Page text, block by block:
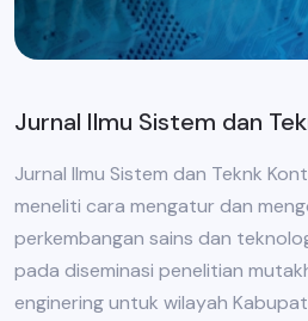
Jurnal Ilmu Sistem dan
Jurnal Ilmu Sistem dan Teknk
meneliti cara mengatur dan
perkembangan sains dan
pada diseminasi penelitian
enginering untuk wilayah